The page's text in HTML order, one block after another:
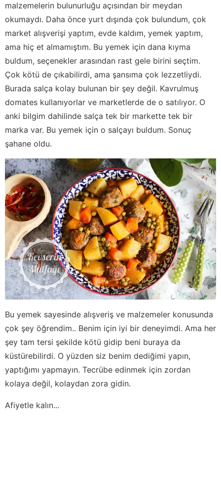
malzemelerin bulunurluğu açısından bir meydan
okumaydı. Daha önce yurt dışında çok bulundum, çok
market alışverişi yaptım, evde kaldım, yemek yaptım,
ama hiç et almamıştım. Bu yemek için dana kıyma
buldum, seçenekler arasından rast gele birini seçtim.
Çok kötü de çıkabilirdi, ama şansıma çok lezzetliydi.
Burada salça kolay bulunan bir şey değil. Kavrulmuş
domates kullanıyorlar ve marketlerde de o satılıyor. O
anki bilgim dahilinde salça tek bir markette tek bir
marka var. Bu yemek için o salçayı buldum. Sonuç
şahane oldu.
Bu yemek sayesinde alışveriş ve malzemeler konusunda
çok şey öğrendim.. Benim için iyi bir deneyimdi. Ama her
şey tam tersi şekilde kötü gidip beni buraya da
küstürebilirdi. O yüzden siz benim dediğimi yapın,
yaptığımı yapmayın. Tecrübe edinmek için zordan
kolaya değil, kolaydan zora gidin.
Afiyetle kalın...